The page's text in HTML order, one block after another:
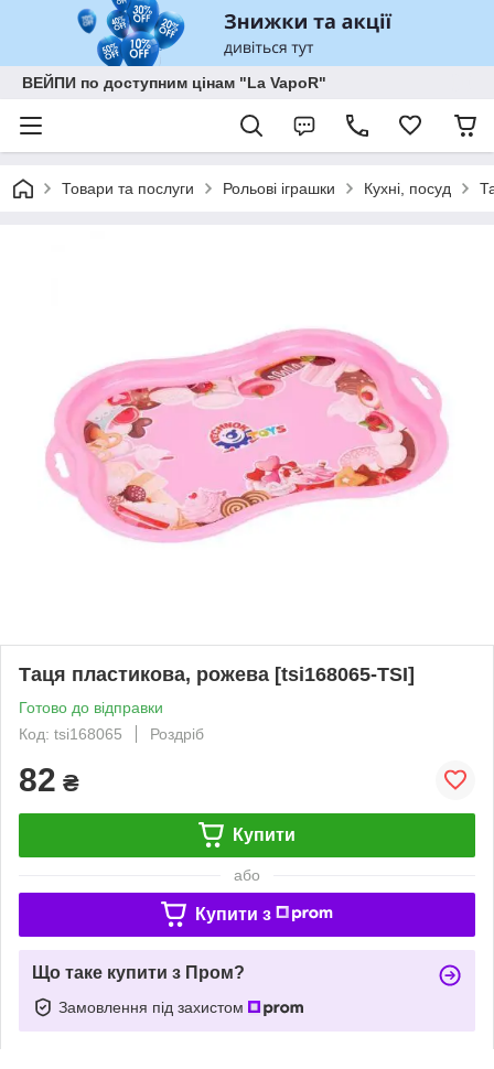
ВЕЙПИ по доступним цінам "La VapoR"
Товари та послуги Рольові іграшки Кухні, посуд
Таця пластикова, рожева [tsi168065-TSI]
Готово до відправки
Код: tsi168065
Роздріб
82 ₴
Купити
або
Купити з
Що таке купити з Пром?
Замовлення під захистом